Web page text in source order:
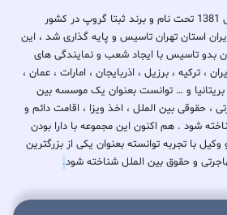
مرکز تخصصی ثبتا در سال 1381 تحت نام و برند ثبتا گروپ در کشور
استان تهران تاسیس و پایه گذاری شد ، این
بدو تاسیس با ایجاد شعب و نمایندگی های
، ترکیه ، برزیل ، اذربایجان ، امارات ، عمان ،
، بریتانیا و … توانست بعنوان یک موسسه بین
، حقوقی بین الملل ، اخذ ویزا ، اقامت دائم و
شود . هم اکنون این مجموعه با دارا بودن
و وکیل با تجربه توانسته بعنوان یکی از بزرگترین
و حقوق بین الملل شناخته شود.